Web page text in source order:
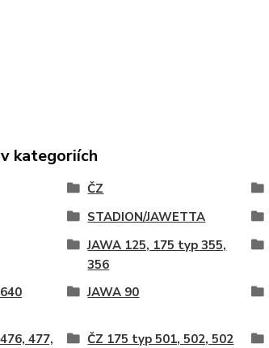
kategoriích
ČZ
STADION/JAWETTA
JAWA 125, 175 typ 355,
356
JAWA 90
477,
ČZ 175 typ 501, 502, 502